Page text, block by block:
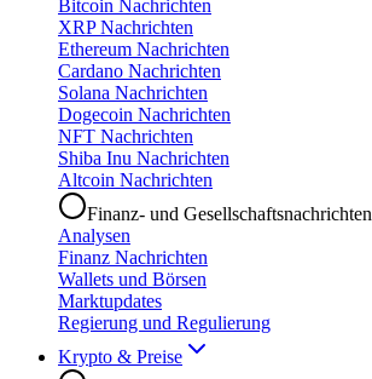
Bitcoin Nachrichten
XRP Nachrichten
Ethereum Nachrichten
Cardano Nachrichten
Solana Nachrichten
Dogecoin Nachrichten
NFT Nachrichten
Shiba Inu Nachrichten
Altcoin Nachrichten
Finanz- und Gesellschaftsnachrichten
Analysen
Finanz Nachrichten
Wallets und Börsen
Marktupdates
Regierung und Regulierung
Krypto & Preise